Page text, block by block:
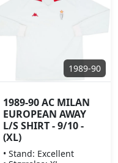
1989-90
1989-90 AC MILAN
EUROPEAN AWAY
L/S SHIRT - 9/10 -
(XL)
• Stand: Excellent